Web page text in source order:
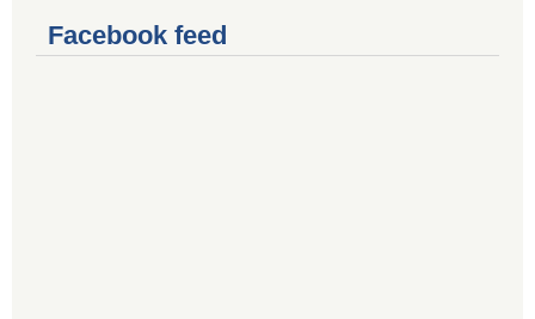
Facebook feed